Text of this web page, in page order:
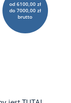
od 6100,00 zł
do 7000,00 zł
brutto